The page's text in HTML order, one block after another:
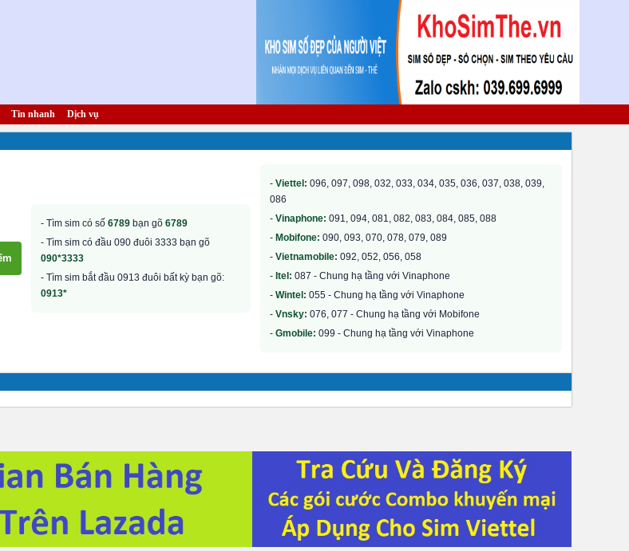
Tin nhanh Dịch vụ
- Tìm sim có số6789 bạn gõ6789
- Tìm sim có đầu 090 đuôi 3333 bạn gõ
090*3333
- Tìm sim bắt đầu 0913 đuôi bất kỳ bạn gõ:
0913*
- Viettel: 096, 097, 098, 032, 033, 034, 035, 036, 037, 038, 039,
086
- Vinaphone: 091, 094, 081, 082, 083, 084, 085, 088
- Mobifone: 090, 093, 070, 078, 079, 089
- Vietnamobile: 092, 052, 056, 058
- Itel: 087 - Chung hạ tầng với Vinaphone
- Wintel: 055 - Chung hạ tầng với Vinaphone
- Vnsky: 076, 077 - Chung hạ tầng với Mobifone
- Gmobile: 099 - Chung hạ tầng với Vinaphone